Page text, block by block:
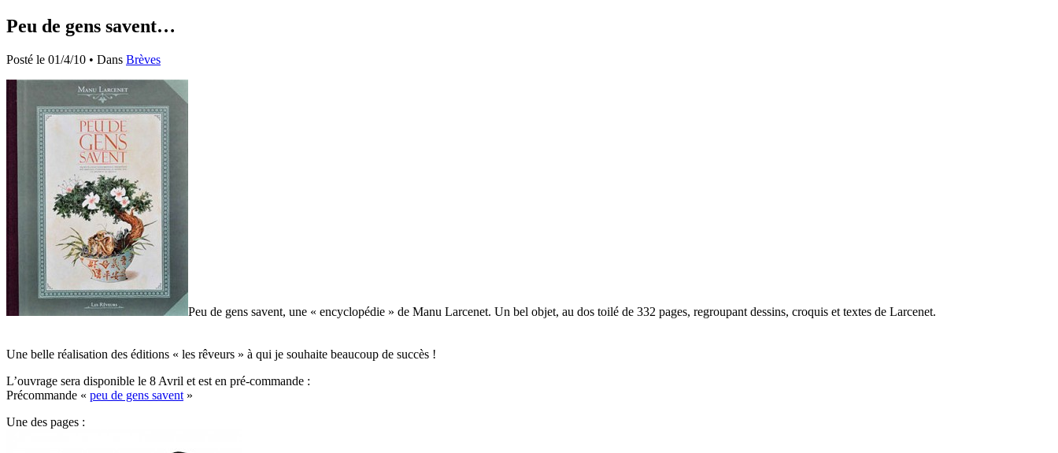
Peu de gens savent…
Posté le 01/4/10 • Dans Brèves
Peu de gens savent, une « encyclopédie » de Manu Larcenet. Un bel objet, au dos toilé de 332 pages, regroupant dessins, croquis et textes de Larcenet.
Une belle réalisation des éditions « les rêveurs » à qui je souhaite beaucoup de succès !
L’ouvrage sera disponible le 8 Avril et est en pré-commande :
Précommande « peu de gens savent »
Une des pages :